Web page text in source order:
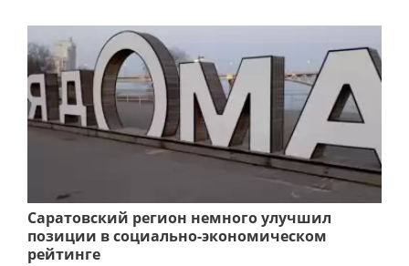
Саратовский регион немного улучшил
позиции в социально-экономическом
рейтинге